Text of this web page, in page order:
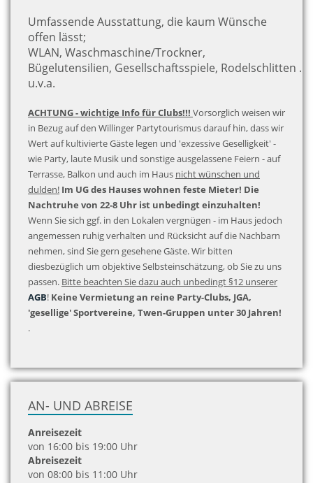
Umfassende Ausstattung, die kaum Wünsche
offen lässt;
WLAN, Waschmaschine/Trockner,
Bügelutensilien, Gesellschaftsspiele, Rodelschlitten …
u.v.a.
ACHTUNG - wichtige Info für Clubs!!! Vorsorglich weisen wir
in Bezug auf den Willinger Partytourismus darauf hin, dass wir
Wert auf kultivierte Gäste legen und 'exzessive Geselligkeit' -
wie Party, laute Musik und sonstige ausgelassene Feiern - auf
Terrasse, Balkon und auch im Haus nicht wünschen und
dulden! Im UG des Hauses wohnen feste Mieter! Die
Nachtruhe von 22-8 Uhr ist unbedingt einzuhalten!
Wenn Sie sich ggf. in den Lokalen vergnügen - im Haus jedoch
angemessen ruhig verhalten und Rücksicht auf die Nachbarn
nehmen, sind Sie gern gesehene Gäste. Wir bitten
diesbezüglich um objektive Selbsteinschätzung, ob Sie zu uns
passen. Bitte beachten Sie dazu auch unbedingt §12 unserer
AGB! Keine Vermietung an reine Party-Clubs, JGA,
'gesellige' Sportvereine, Twen-Gruppen unter 30 Jahren!
.
AN- UND ABREISE
Anreisezeit
von 16:00 bis 19:00 Uhr
Abreisezeit
von 08:00 bis 11:00 Uhr